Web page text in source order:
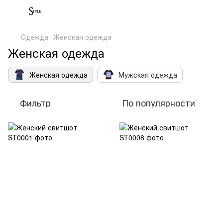
Одежда Женская одежда
Женская одежда
Женская одежда Мужская одежда
Фильтр По популярности